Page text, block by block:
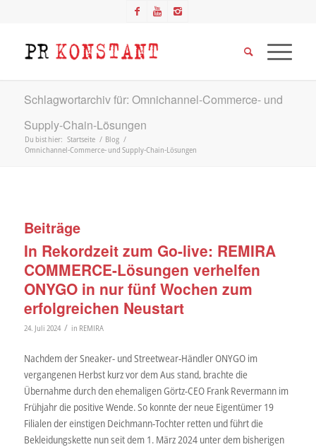
Schlagwortarchiv für: Omnichannel-Commerce- und
Supply-Chain-Lösungen
Du bist hier: Startseite / Blog /
Omnichannel-Commerce- und Supply-Chain-Lösungen
Beiträge
In Rekordzeit zum Go-live: REMIRA
COMMERCE-Lösungen verhelfen
ONYGO in nur fünf Wochen zum
erfolgreichen Neustart
24. Juli 2024 / in REMIRA
Nachdem der Sneaker- und Streetwear-Händler ONYGO im
vergangenen Herbst kurz vor dem Aus stand, brachte die
Übernahme durch den ehemaligen Görtz-CEO Frank Revermann im
Frühjahr die positive Wende. So konnte der neue Eigentümer 19
Filialen der einstigen Deichmann-Tochter retten und führt die
Bekleidungskette nun seit dem 1. März 2024 unter dem bisherigen